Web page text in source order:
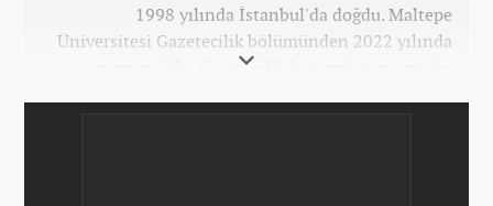
1998 yılında İstanbul'da doğdu. Maltepe
Üniversitesi Gazetecilik bölümünden 2022 yılında
mezun oldu. Gazetecilik kariyerine üniversite